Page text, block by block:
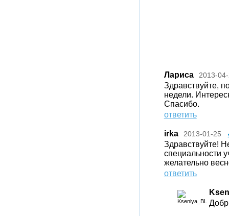
Лариса 2013-
Здравствуйте,
недели.
Спасибо.
ответить
irka 2013-01-25
Здравствуйте!
специальности
желательно
ответить